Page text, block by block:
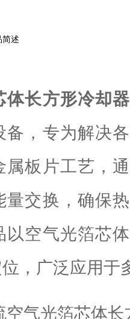
简述
体长方形冷却器
备，专为解决
属板片工艺，
量交换，确保
以空气光箔芯
，广泛应用于